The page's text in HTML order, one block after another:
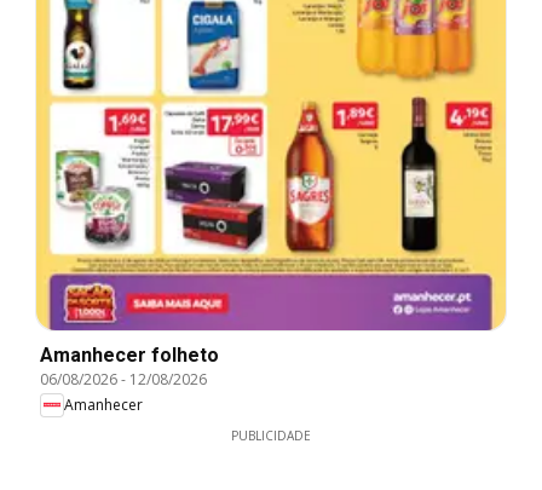
Amanhecer folheto
06/08/2026- 12/08/2026
Amanhecer
PUBLICIDADE